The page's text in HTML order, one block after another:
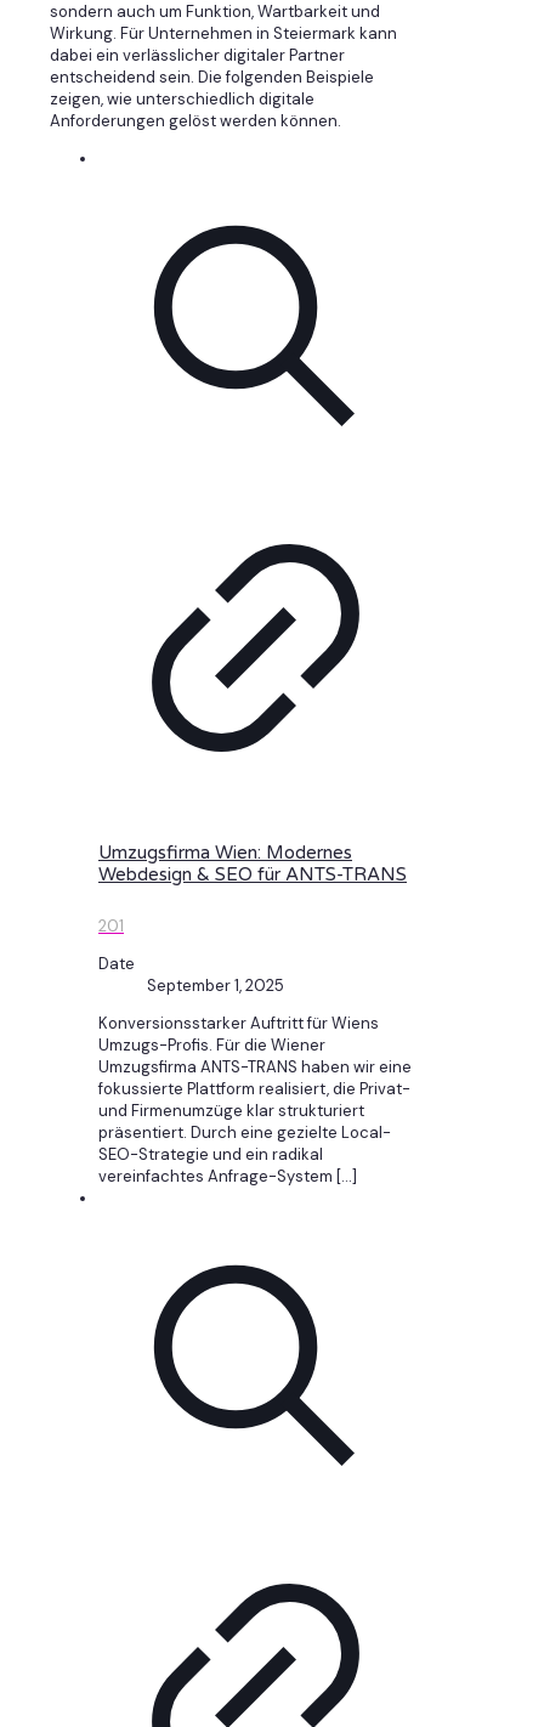
sondern auch um Funktion, Wartbarkeit und
Wirkung. Für Unternehmen in Steiermark kann
dabei ein verlässlicher digitaler Partner
entscheidend sein. Die folgenden Beispiele
zeigen, wie unterschiedlich digitale
Anforderungen gelöst werden können.
Umzugsfirma Wien: Modernes
Webdesign & SEO für ANTS-TRANS
201
Date
September 1, 2025
Konversionsstarker Auftritt für Wiens
Umzugs-Profis. Für die Wiener
Umzugsfirma ANTS-TRANS haben wir eine
fokussierte Plattform realisiert, die Privat-
und Firmenumzüge klar strukturiert
präsentiert. Durch eine gezielte Local-
SEO-Strategie und ein radikal
vereinfachtes Anfrage-System […]